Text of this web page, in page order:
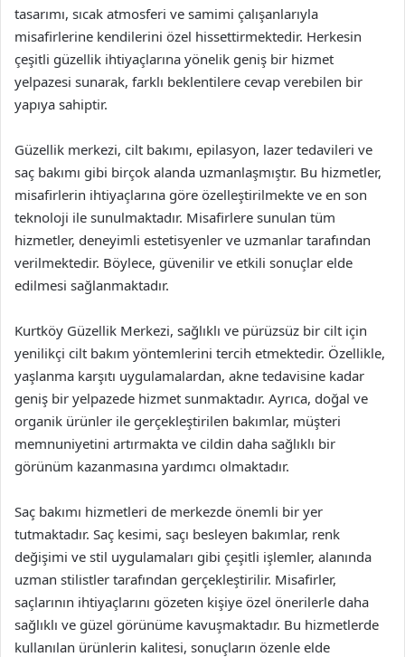
tasarımı, sıcak atmosferi ve samimi çalışanlarıyla
misafirlerine kendilerini özel hissettirmektedir. Herkesin
çeşitli güzellik ihtiyaçlarına yönelik geniş bir hizmet
yelpazesi sunarak, farklı beklentilere cevap verebilen bir
yapıya sahiptir.
Güzellik merkezi, cilt bakımı, epilasyon, lazer tedavileri ve
saç bakımı gibi birçok alanda uzmanlaşmıştır. Bu hizmetler,
misafirlerin ihtiyaçlarına göre özelleştirilmekte ve en son
teknoloji ile sunulmaktadır. Misafirlere sunulan tüm
hizmetler, deneyimli estetisyenler ve uzmanlar tarafından
verilmektedir. Böylece, güvenilir ve etkili sonuçlar elde
edilmesi sağlanmaktadır.
Kurtköy Güzellik Merkezi, sağlıklı ve pürüzsüz bir cilt için
yenilikçi cilt bakım yöntemlerini tercih etmektedir. Özellikle,
yaşlanma karşıtı uygulamalardan, akne tedavisine kadar
geniş bir yelpazede hizmet sunmaktadır. Ayrıca, doğal ve
organik ürünler ile gerçekleştirilen bakımlar, müşteri
memnuniyetini artırmakta ve cildin daha sağlıklı bir
görünüm kazanmasına yardımcı olmaktadır.
Saç bakımı hizmetleri de merkezde önemli bir yer
tutmaktadır. Saç kesimi, saçı besleyen bakımlar, renk
değişimi ve stil uygulamaları gibi çeşitli işlemler, alanında
uzman stilistler tarafından gerçekleştirilir. Misafirler,
saçlarının ihtiyaçlarını gözeten kişiye özel önerilerle daha
sağlıklı ve güzel görünüme kavuşmaktadır. Bu hizmetlerde
kullanılan ürünlerin kalitesi, sonuçların özenle elde